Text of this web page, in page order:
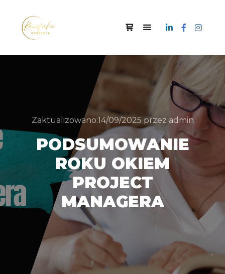
Zaktualizowano:14/09/2025 przez admin
PODSUMOWANIE
ROKU OKIEM
PROJECT
MANAGERA